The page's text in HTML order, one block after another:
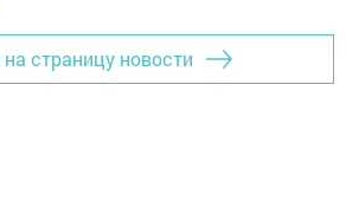
страницу новости